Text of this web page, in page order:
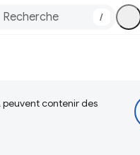
/
contenir des